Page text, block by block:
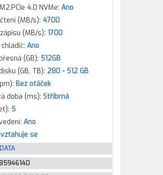
4.0 NVMe: Ano
(MB/s): 4700
(MB/s): 1700
Ano
(GB): 512GB
(GB, TB): 280 - 512 GB
Bez otáček
doba (ms): Stříbrná
5
Ano
se